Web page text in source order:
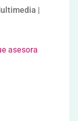
|
asesora